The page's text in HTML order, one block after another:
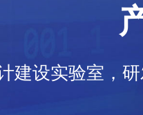
建设实验室，